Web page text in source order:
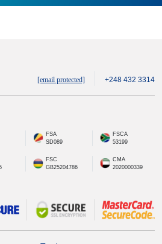
[email protected] +248 432 3314
FSA
SD089
FSCA
53199
FSC
GB25204786
CMA
2020000339